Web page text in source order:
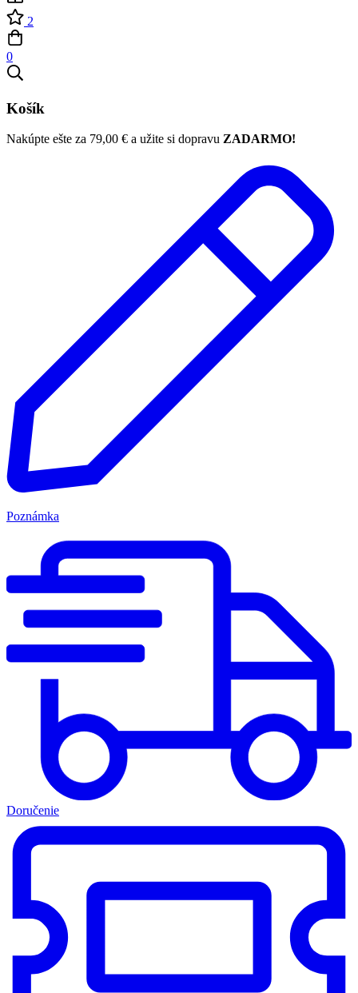
2
0
Košík
Nakúpte ešte za 79,00 € a užite si dopravu ZADARMO!
Poznámka
Doručenie